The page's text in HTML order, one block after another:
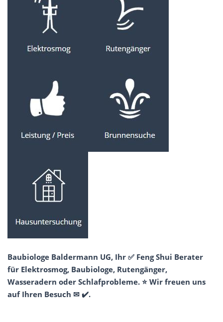
Baubiologe Baldermann UG, Ihr ✅ Feng Shui Berater
für Elektrosmog, Baubiologe, Rutengänger,
Wasseradern oder Schlafprobleme. ⭐ Wir freuen uns
auf Ihren Besuch ✉ ✔️.